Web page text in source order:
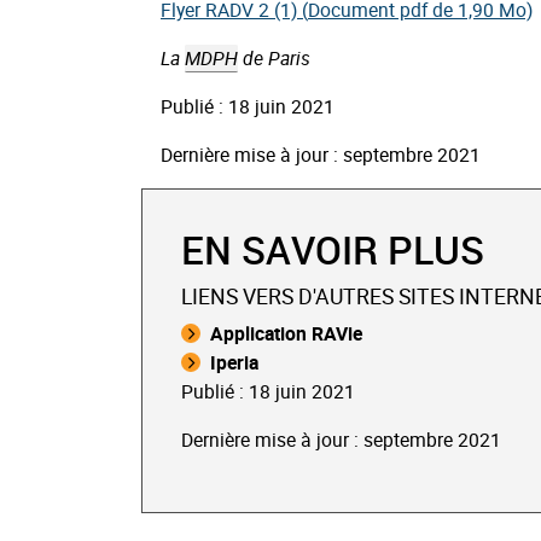
Flyer RADV 2 (1) (Document pdf de 1,90 Mo)
LaMDPHde Paris
Publié : 18 juin 2021
Dernière mise à jour : septembre 2021
EN SAVOIR PLUS
LIENS VERS D'AUTRES SITES
Application RAVie
Iperia
Publié : 18 juin 2021
Dernière mise à jour : septembre 2021